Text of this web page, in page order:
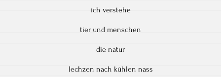
ich verstehe
tier und menschen
die natur
lechzen nach kühlen nass